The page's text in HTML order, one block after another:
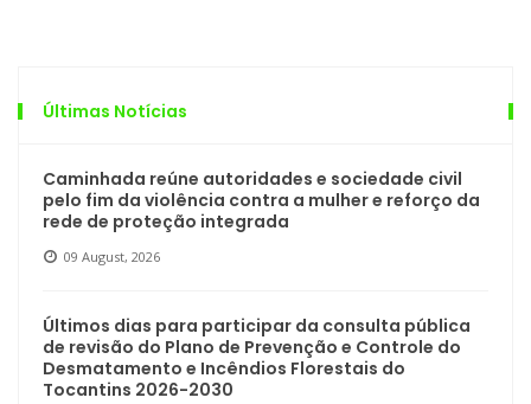
Últimas Notícias
Caminhada reúne autoridades e sociedade civil
pelo fim da violência contra a mulher e reforço da
rede de proteção integrada
09 August, 2026
Últimos dias para participar da consulta pública
de revisão do Plano de Prevenção e Controle do
Desmatamento e Incêndios Florestais do
Tocantins 2026-2030